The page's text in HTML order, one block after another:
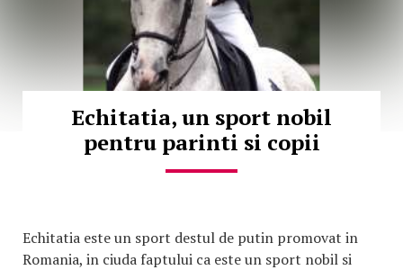
Echitatia, un sport nobil
pentru parinti si copii
Echitatia este un sport destul de putin promovat in
Romania, in ciuda faptului ca este un sport nobil si